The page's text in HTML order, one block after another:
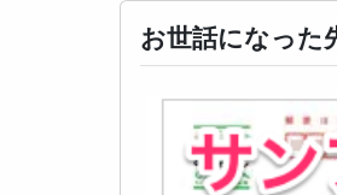
お世話になった